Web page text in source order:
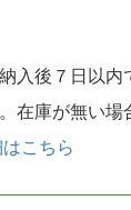
入後７日以内
在庫が無い場
こちら